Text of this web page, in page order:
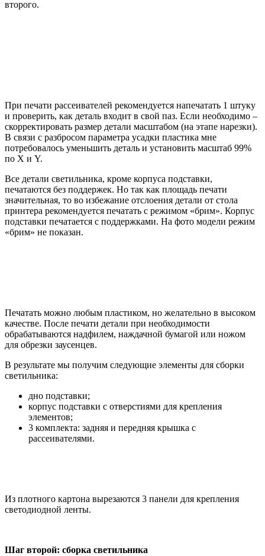
второго.
При печати рассеивателей рекомендуется напечатать 1 штуку
и проверить, как деталь входит в свой паз. Если необходимо –
скорректировать размер детали масштабом (на этапе нарезки).
В связи с разбросом параметра усадки пластика мне
потребовалось уменьшить деталь и установить масштаб 99%
по X и Y.
Все детали светильника, кроме корпуса подставки,
печатаются без поддержек. Но так как площадь печати
значительная, то во избежание отслоения детали от стола
принтера рекомендуется печатать с режимом «брим». Корпус
подставки печатается с поддержками. На фото модели режим
«брим» не показан.
Печатать можно любым пластиком, но желательно в высоком
качестве. После печати детали при необходимости
обрабатываются надфилем, наждачной бумагой или ножом
для обрезки заусенцев.
В результате мы получим следующие элементы для сборки
светильника:
дно подставки;
корпус подставки с отверстиями для крепления
элементов;
3 комплекта: задняя и передняя крышка с
рассеивателями.
Из плотного картона вырезаются 3 панели для крепления
светодиодной ленты.
Шаг второй: сборка светильника